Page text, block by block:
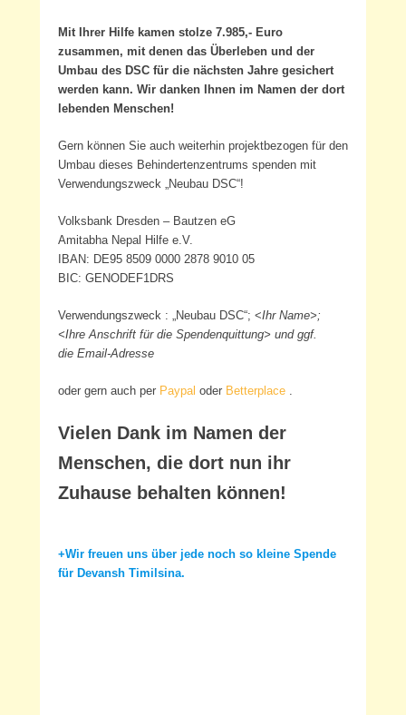
Mit Ihrer Hilfe kamen stolze 7.985,- Euro
zusammen, mit denen das Überleben und der
Umbau des DSC für die nächsten Jahre gesichert
werden kann. Wir danken Ihnen im Namen der dort
lebenden Menschen!
Gern können Sie auch weiterhin projektbezogen für den
Umbau dieses Behindertenzentrums spenden mit
Verwendungszweck „Neubau DSC“!
Volksbank Dresden – Bautzen eG
Amitabha Nepal Hilfe e.V.
IBAN: DE95 8509 0000 2878 9010 05
BIC: GENODEF1DRS
Verwendungszweck : „Neubau DSC“; <Ihr Name>;
<Ihre Anschrift für die Spendenquittung> und ggf.
die Email-Adresse
oder gern auch per Paypal oder Betterplace .
Vielen Dank im Namen der
Menschen, die dort nun ihr
Zuhause behalten können!
+Wir freuen uns über jede noch so kleine Spende
für Devansh Timilsina.